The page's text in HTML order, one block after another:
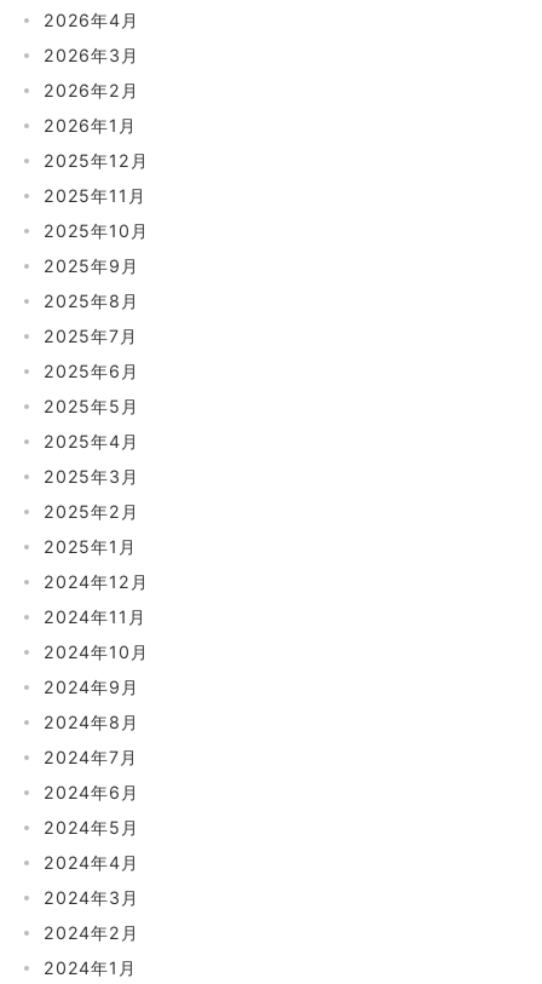
2026年4月
2026年3月
2026年2月
2026年1月
2025年12月
2025年11月
2025年10月
2025年9月
2025年8月
2025年7月
2025年6月
2025年5月
2025年4月
2025年3月
2025年2月
2025年1月
2024年12月
2024年11月
2024年10月
2024年9月
2024年8月
2024年7月
2024年6月
2024年5月
2024年4月
2024年3月
2024年2月
2024年1月